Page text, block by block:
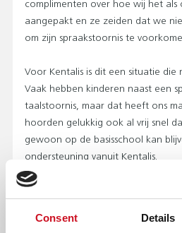
Consent Details
complimenten over hoe wij het als
aangepakt en ze zeiden dat we
om zijn spraakstoornis te
Voor Kentalis is dit een situatie die
Vaak hebben kinderen naast een
taalstoornis, maar dat heeft ons
hoorden gelukkig ook al vrij snel
gewoon op de basisschool kan
ondersteuning vanuit Kentalis.
HANDVATTEN VOOR DE